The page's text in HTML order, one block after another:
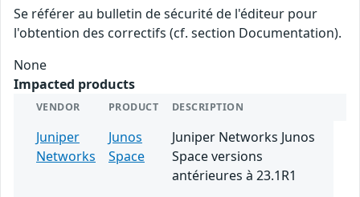
Se référer au bulletin de sécurité de l'éditeur pour
l'obtention des correctifs (cf. section Documentation).
None
Impacted products
VENDOR PRODUCT DESCRIPTION
Juniper
Networks
Junos
Space
Juniper Networks Junos
Space versions
antérieures à 23.1R1